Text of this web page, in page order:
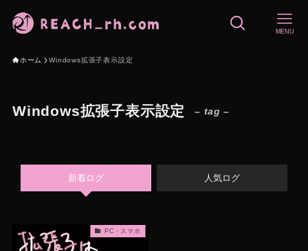
MENU
ホーム Windows拡張子表示設定
Windows拡張子表示設定 – tag –
新着ログ 人気ログ
PC・スマホ